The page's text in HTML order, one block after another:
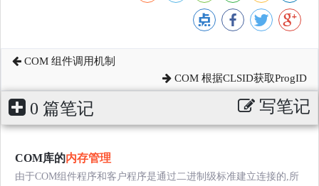
COM 组件调用机制
COM 根据CLSID获取ProgID
0 篇笔记 写笔记
COM库的内存管理
由于COM组件程序和客户程序是通过二进制级标准建立连接的,所